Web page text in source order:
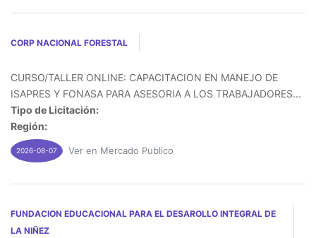
CORP NACIONAL FORESTAL
CURSO/TALLER ONLINE: CAPACITACION EN MANEJO DE
ISAPRES Y FONASA PARA ASESORIA A LOS TRABAJADORES...
Tipo de Licitación:
Región:
2026-08-07 Ver en Mercado Publico
FUNDACION EDUCACIONAL PARA EL DESAROLLO INTEGRAL DE
LA NIÑEZ